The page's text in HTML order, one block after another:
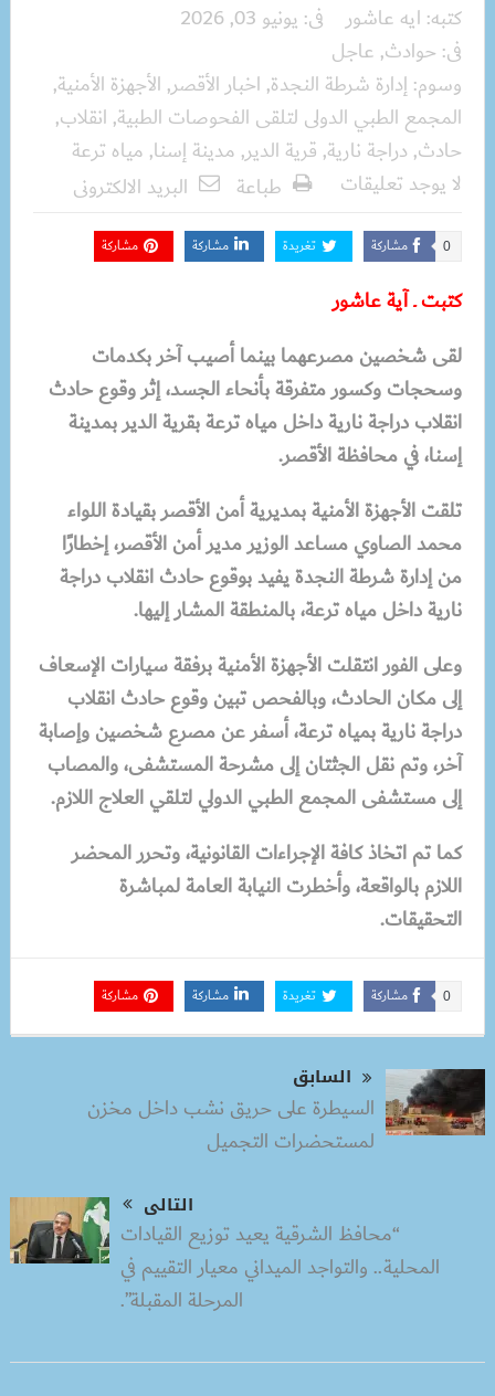
كتبه: ايه عاشور فى: يونيو 03, 2026
فى: حوادث, عاجل
وسوم: إدارة شرطة النجدة, اخبار الأقصر, الأجهزة الأمنية,
المجمع الطبي الدولى لتلقى الفحوصات الطبية, انقلاب,
حادث, دراجة نارية, قرية الدير, مدينة إسنا, مياه ترعة
لا يوجد تعليقات
طباعة البريد الالكترونى
مشاركة 0 تغريدة مشاركة مشاركة
كتبت ـ آية عاشور
لقى شخصين مصرعهما بينما أصيب آخر بكدمات
وسحجات وكسور متفرقة بأنحاء الجسد، إثر وقوع حادث
انقلاب دراجة نارية داخل مياه ترعة بقرية الدير بمدينة
إسنا، في محافظة الأقصر.
تلقت الأجهزة الأمنية بمديرية أمن الأقصر بقيادة اللواء
محمد الصاوي مساعد الوزير مدير أمن الأقصر، إخطارًا
من إدارة شرطة النجدة يفيد بوقوع حادث انقلاب دراجة
نارية داخل مياه ترعة، بالمنطقة المشار إليها.
وعلى الفور انتقلت الأجهزة الأمنية برفقة سيارات الإسعاف
إلى مكان الحادث، وبالفحص تبين وقوع حادث انقلاب
دراجة نارية بمياه ترعة، أسفر عن مصرع شخصين وإصابة
آخر، وتم نقل الجثتان إلى مشرحة المستشفى، والمصاب
إلى مستشفى المجمع الطبي الدولي لتلقي العلاج اللازم.
كما تم اتخاذ كافة الإجراءات القانونية، وتحرر المحضر
اللازم بالواقعة، وأخطرت النيابة العامة لمباشرة
التحقيقات.
مشاركة 0 تغريدة مشاركة مشاركة
السابق
السيطرة على حريق نشب داخل مخزن
لمستحضرات التجميل
التالى
“محافظ الشرقية يعيد توزيع القيادات
المحلية.. والتواجد الميداني معيار التقييم في
المرحلة المقبلة”.